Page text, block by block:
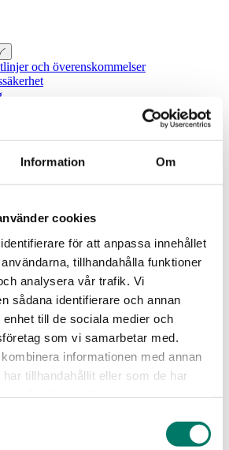
Information Om
cookies
för att anpassa innehållet
tillhandahålla funktioner
analysera vår trafik. Vi
sådana identifierare och annan
till de sociala medier och
som vi samarbetar med.
informationen med annan
tillhandahållit eller som de har
och överenskommelser
och konkurrenskraft
för